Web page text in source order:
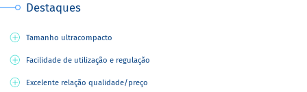
Destaques
Tamanho ultracompacto
Facilidade de utilização e regulação
Excelente relação qualidade/preço